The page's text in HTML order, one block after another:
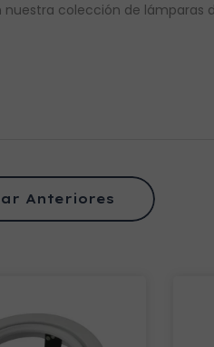
colección de lámparas
Anteriores